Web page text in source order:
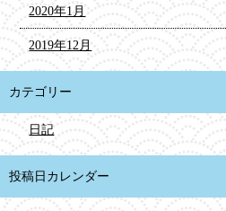
2020年1月
2019年12月
カテゴリー
日記
投稿日カレンダー